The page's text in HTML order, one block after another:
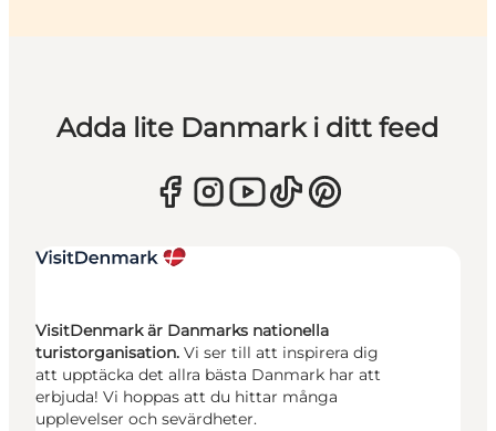
Adda lite Danmark i ditt feed
VisitDenmark är Danmarks nationella
turistorganisation. Vi ser till att inspirera dig
att upptäcka det allra bästa Danmark har att
erbjuda! Vi hoppas att du hittar många
upplevelser och sevärdheter.